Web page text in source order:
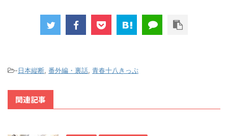
-日本縦断, 番外編・裏話, 青春十八きっぷ
関連記事